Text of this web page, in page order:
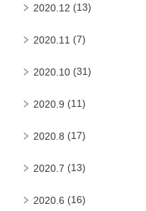
2020.12 (13)
2020.11 (7)
2020.10 (31)
2020.9 (11)
2020.8 (17)
2020.7 (13)
2020.6 (16)